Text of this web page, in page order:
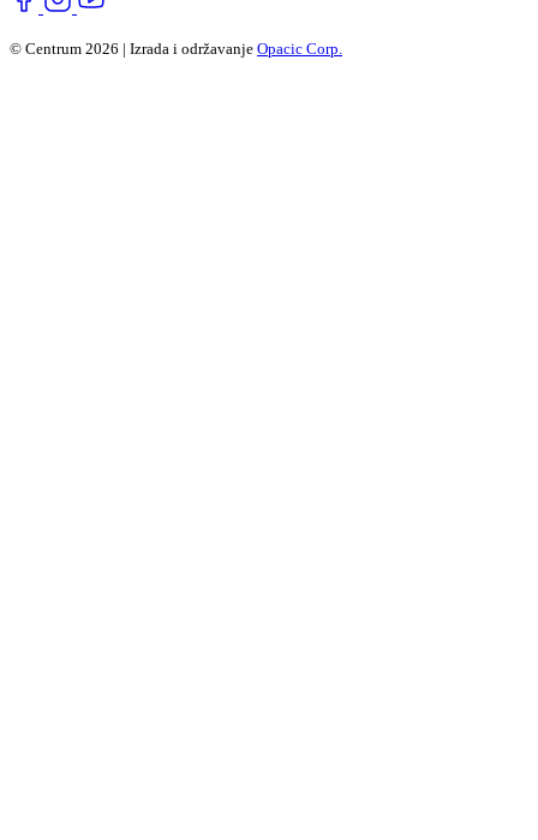
© Centrum 2026 | Izrada i održavanje Opacic Corp.